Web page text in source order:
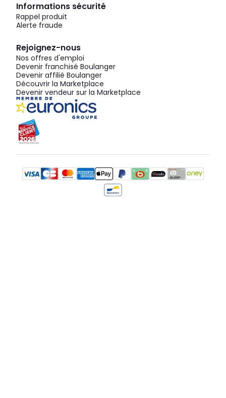
Informations sécurité
Rappel produit
Alerte fraude
Rejoignez-nous
Nos offres d'emploi
Devenir franchisé Boulanger
Devenir affilié Boulanger
Découvrir la Marketplace
Devenir vendeur sur la Marketplace